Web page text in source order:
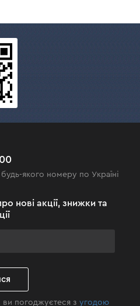
якого номеру по Україні
нові акції, знижки та
ви погоджуєтеся з угодою